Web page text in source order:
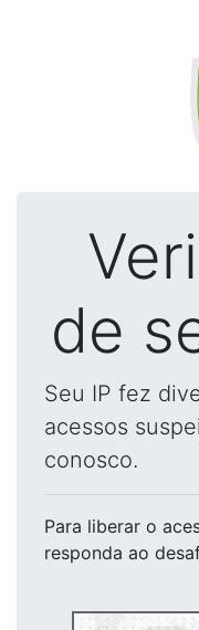
de
Seu IP fez
acessos
conosco.
Para liberar o
responda ao